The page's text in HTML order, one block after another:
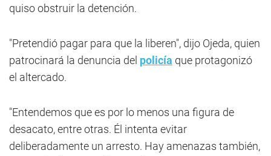
quiso obstruir la detención.
"Pretendió pagar para que la liberen", dijo Ojeda, quien
patrocinará la denuncia del policía que protagonizó
el altercado.
"Entendemos que es por lo menos una figura de
desacato, entre otras. Él intenta evitar
deliberadamente un arresto. Hay amenazas también,